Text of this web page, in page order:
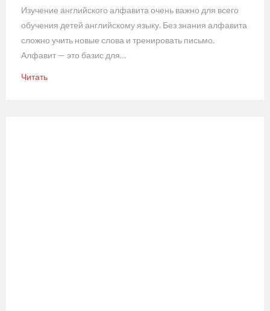
Изучение английского алфавита очень важно для всего
обучения детей английскому языку. Без знания алфавита
сложно учить новые слова и тренировать письмо.
Алфавит — это базис для…
Читать